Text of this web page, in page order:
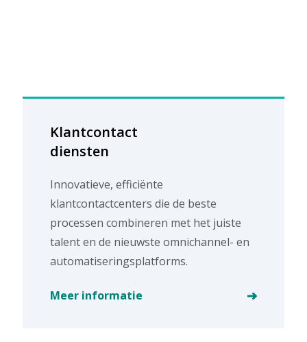
Klantcontact
diensten
Innovatieve, efficiënte
klantcontactcenters die de beste
processen combineren met het juiste
talent en de nieuwste omnichannel- en
automatiseringsplatforms.
Meer informatie